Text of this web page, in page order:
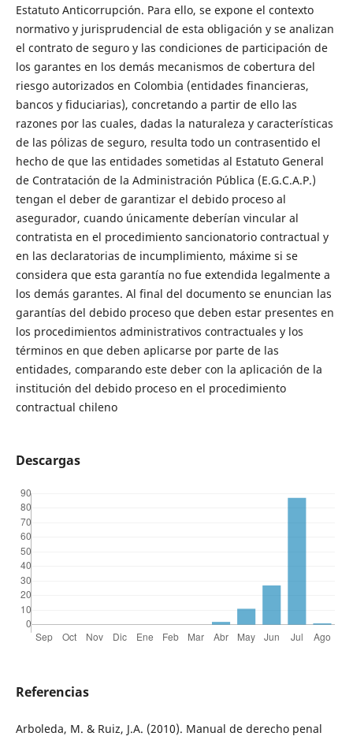
Estatuto Anticorrupción. Para ello, se expone el contexto
normativo y jurisprudencial de esta obligación y se analizan
el contrato de seguro y las condiciones de participación de
los garantes en los demás mecanismos de cobertura del
riesgo autorizados en Colombia (entidades financieras,
bancos y fiduciarias), concretando a partir de ello las
razones por las cuales, dadas la naturaleza y características
de las pólizas de seguro, resulta todo un contrasentido el
hecho de que las entidades sometidas al Estatuto General
de Contratación de la Administración Pública (E.G.C.A.P.)
tengan el deber de garantizar el debido proceso al
asegurador, cuando únicamente deberían vincular al
contratista en el procedimiento sancionatorio contractual y
en las declaratorias de incumplimiento, máxime si se
considera que esta garantía no fue extendida legalmente a
los demás garantes. Al final del documento se enuncian las
garantías del debido proceso que deben estar presentes en
los procedimientos administrativos contractuales y los
términos en que deben aplicarse por parte de las
entidades, comparando este deber con la aplicación de la
institución del debido proceso en el procedimiento
contractual chileno
Descargas
Referencias
Arboleda, M. & Ruiz, J.A. (2010). Manual de derecho penal